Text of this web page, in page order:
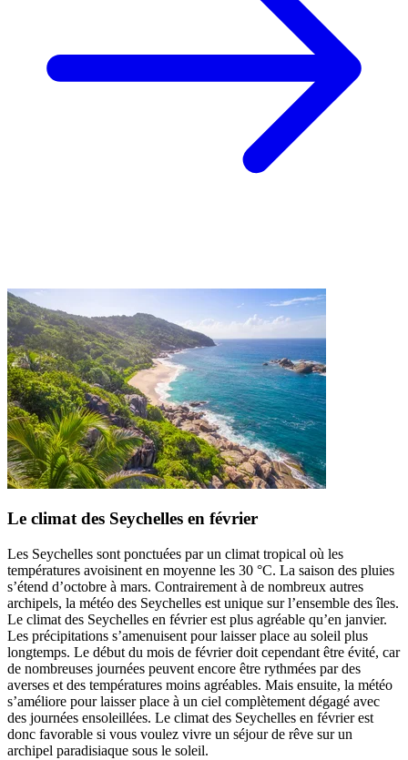
Le climat des Seychelles en février
Les Seychelles sont ponctuées par un climat tropical où les
températures avoisinent en moyenne les 30 °C. La saison des pluies
s’étend d’octobre à mars. Contrairement à de nombreux autres
archipels, la météo des Seychelles est unique sur l’ensemble des îles.
Le climat des Seychelles en février est plus agréable qu’en janvier.
Les précipitations s’amenuisent pour laisser place au soleil plus
longtemps. Le début du mois de février doit cependant être évité, car
de nombreuses journées peuvent encore être rythmées par des
averses et des températures moins agréables. Mais ensuite, la météo
s’améliore pour laisser place à un ciel complètement dégagé avec
des journées ensoleillées. Le climat des Seychelles en février est
donc favorable si vous voulez vivre un séjour de rêve sur un
archipel paradisiaque sous le soleil.